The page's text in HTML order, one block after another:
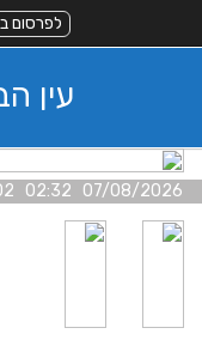
לפרסום
עין
07/08/2026 02:32 02